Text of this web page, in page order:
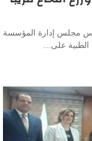
مجلس إدارة المؤسسة
على…